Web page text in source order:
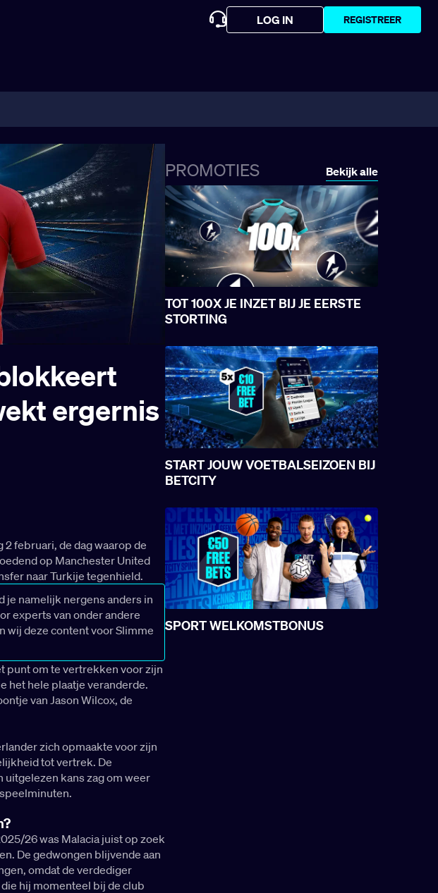
LOG IN REGISTREER
ergernis
februari, de dag waarop de
op Manchester United
naar Turkije tegenhield.
je namelijk nergens anders in
experts van onder andere
wij deze content voor Slimme
punt om te vertrekken voor zijn
het hele plaatje veranderde.
van Jason Wilcox, de
zich opmaakte voor zijn
tot vertrek. De
uitgelezen kans zag om weer
26 was Malacia juist op zoek
De gedwongen blijvende aan
omdat de verdediger
hij momenteel bij de club
PROMOTIES Bekijk alle
TOT 100X JE INZET BIJ JE EERSTE
STORTING
START JOUW VOETBALSEIZOEN BIJ
BETCITY
SPORT WELKOMSTBONUS